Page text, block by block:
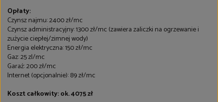
Opłaty:
Czynsz najmu: 2400 zł/mc
Czynsz administracyjny: 1300 zł/mc (zawiera zaliczki na ogrzewanie i
zużycie ciepłej/zimnej wody)
Energia elektryczna: 150 zł/mc
Gaz: 25 zl/mc
Garaż: 200 zł/mc
Internet (opcjonalnie): 89 zł/mc
Koszt całkowity: ok. 4075 zł